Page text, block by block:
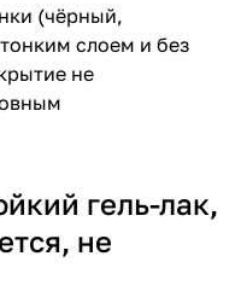
(чёрный,
слоем и без
не
гель-лак,
не